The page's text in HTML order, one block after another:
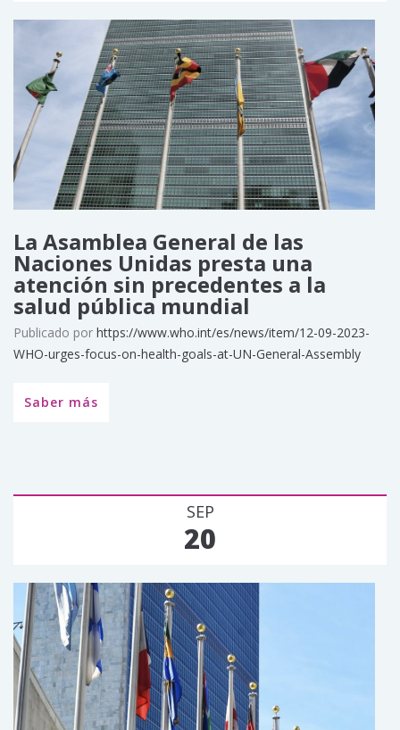
La Asamblea General de las
Naciones Unidas presta una
atención sin precedentes a la
salud pública mundial
Publicado por https://www.who.int/es/news/item/12-09-2023-
WHO-urges-focus-on-health-goals-at-UN-General-Assembly
Saber más
SEP
20